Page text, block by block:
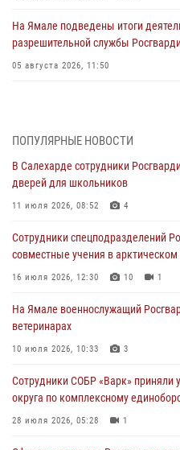
На Ямале подведены итоги
разрешительной службы
05 августа 2026, 11:50
03 августа 2026, 07:21 2
Генерал-полковник Юрий Аверин
молодёжном образовательном
03 августа 2026, 06:54
Директор Росгвардии Герой
поздравил специалистов
праздником
Сотрудники СОБР «Варк»
30 июля 2026, 09:34 1
Офицеры спецназа Росгвардии
сотрудников прокуратуры на
29 июля 2026, 10:42 4
ПОПУЛЯРНЫЕ НОВОСТИ
В Салехарде сотрудники
дверей для школьников
11 июля 2026, 08:52 4
Сотрудники спецподразделений
совместные учения в
16 июля 2026, 12:30 10 1
На Ямале военнослужащий
ветеринарах
10 июля 2026, 10:33 3
Сотрудники СОБР «Варк» приняли
округа по комплексному
28 июля 2026, 05:28 1